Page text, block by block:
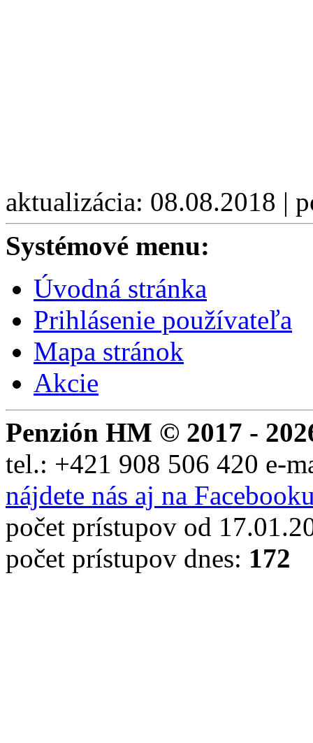
aktualizácia: 08.08.2018 |
Systémové menu:
Úvodná stránka
Prihlásenie používateľa
Mapa stránok
Akcie
Penzión HM © 2017 -
tel.: +421 908 506 420 e-
nájdete nás aj na
počet prístupov od
počet prístupov dnes: 172